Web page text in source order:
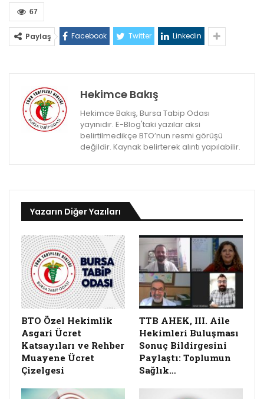
67
Paylaş Facebook Twitter Linkedin
Hekimce Bakış
Hekimce Bakış, Bursa Tabip Odası
yayınıdır. E-Blog'taki yazılar aksi
belirtilmedikçe BTO’nun resmi görüşü
değildir. Kaynak belirterek alıntı yapılabilir.
Yazarın Diğer Yazıları
BTO Özel Hekimlik
Asgari Ücret
Katsayıları ve Rehber
Muayene Ücret
Çizelgesi
TTB AHEK, III. Aile
Hekimleri Buluşması
Sonuç Bildirgesini
Paylaştı: Toplumun
Sağlık…